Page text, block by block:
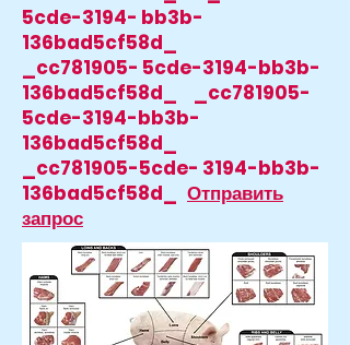
5cde-3194- bb3b-
136bad5cf58d_
_cc781905- 5cde-3194-bb3b-
136bad5cf58d_ _cc781905-
5cde-3194-bb3b-
136bad5cf58d_
_cc781905-5cde- 3194-bb3b-
136bad5cf58d_ Отправить
запрос